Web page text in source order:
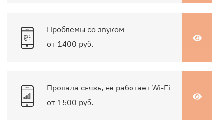
Проблемы со звуком
от 1400 руб.
Пропала связь, не работает Wi-Fi
от 1500 руб.